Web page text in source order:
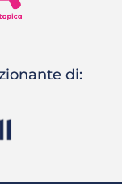
di: